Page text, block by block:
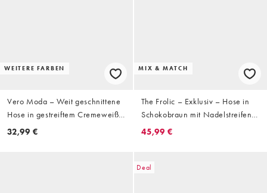
WEITERE FARBEN
Vero Moda – Weit geschnittene
Hose in gestreiftem Cremeweiß
mit Leinenanteil und
32,99 €
MIX & MATCH
The Frolic – Exklusiv – Hose in
Schokobraun mit Nadelstreifen,
geradem Bein und
45,99 €
Deal